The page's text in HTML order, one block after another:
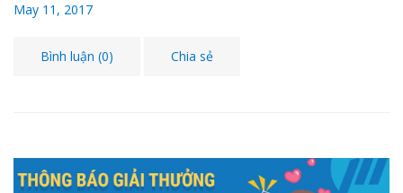
May 11, 2017
Bình luận (0) Chia sẻ